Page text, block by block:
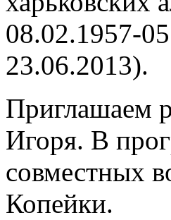
08.02.1957-
23.06.2013).
Приглашаем
Игоря. В
совместных
Копейки.